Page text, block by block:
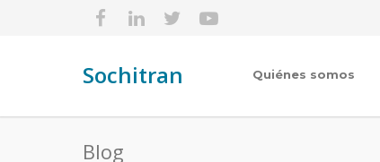
Sochitran Quiénes somos
Blog